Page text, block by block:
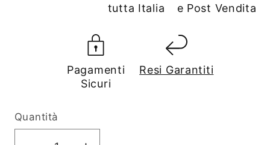
tutta Italia
e Post Vendita
Pagamenti
Sicuri
Resi Garantiti
Quantità